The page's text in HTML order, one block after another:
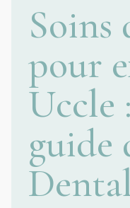
Prêt à Sourire
Prenez rendez-
profitez des
l'expertise
Soins
pour
Uccle
guide